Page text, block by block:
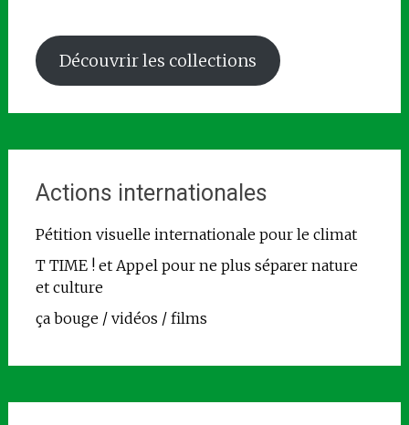
Découvrir les collections
Actions internationales
Pétition visuelle internationale pour le climat
T TIME ! et Appel pour ne plus séparer nature
et culture
ça bouge / vidéos / films